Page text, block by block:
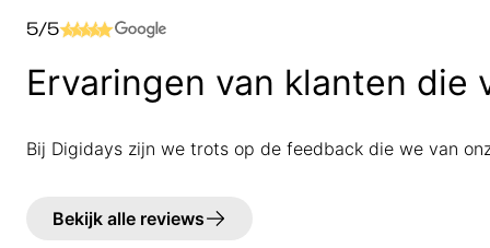
5/5
Ervaringen van klanten die
Bij Digidays zijn we trots op de feedback die we van
Bekijk alle reviews